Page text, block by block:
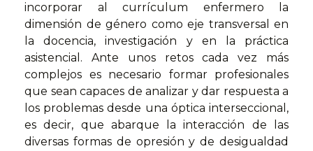
incorporar al currículum enfermero la
dimensión de género como eje transversal en
la docencia, investigación y en la práctica
asistencial. Ante unos retos cada vez más
complejos es necesario formar profesionales
que sean capaces de analizar y dar respuesta a
los problemas desde una óptica interseccional,
es decir, que abarque la interacción de las
diversas formas de opresión y de desigualdad